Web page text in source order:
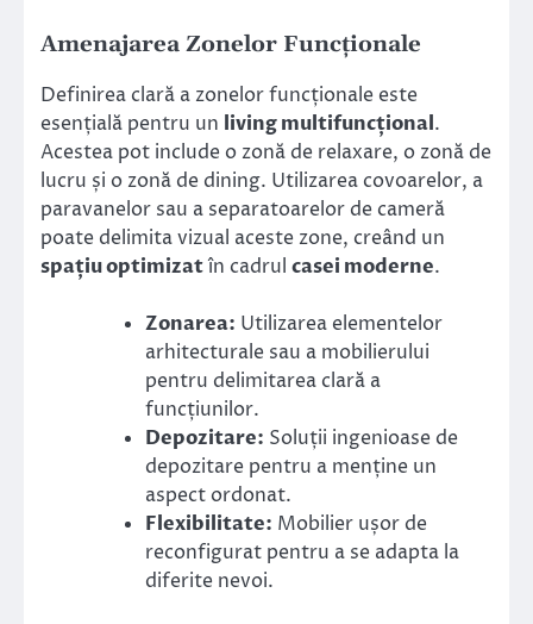
Amenajarea Zonelor Funcționale
Definirea clară a zonelor funcționale este
esențială pentru un living multifuncțional.
Acestea pot include o zonă de relaxare, o zonă de
lucru și o zonă de dining. Utilizarea covoarelor, a
paravanelor sau a separatoarelor de cameră
poate delimita vizual aceste zone, creând un
spațiu optimizatîn cadrul casei moderne.
Zonarea: Utilizarea elementelor
arhitecturale sau a mobilierului
pentru delimitarea clară a
funcțiunilor.
Depozitare: Soluții ingenioase de
depozitare pentru a menține un
aspect ordonat.
Flexibilitate: Mobilier ușor de
reconfigurat pentru a se adapta la
diferite nevoi.